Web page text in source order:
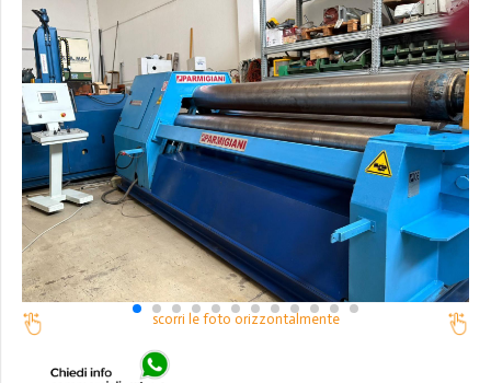
scorri le foto orizzontalmente